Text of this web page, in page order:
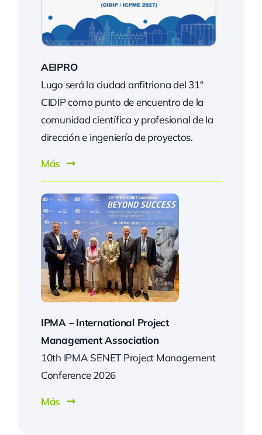
AEIPRO
Lugo será la ciudad anfitriona del 31º
CIDIP como punto de encuentro de la
comunidad científica y profesional de la
dirección e ingeniería de proyectos.
Más
IPMA – International Project
Management Association
10th IPMA SENET Project Management
Conference 2026
Más